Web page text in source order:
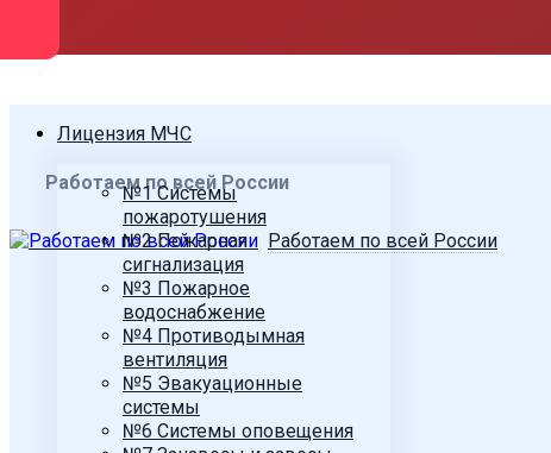
Работаем по всей России
Работаем по всей России
Лицензия МЧС
№1 Системы
пожаротушения
№2 Пожарная
сигнализация
№3 Пожарное
водоснабжение
№4 Противодымная
вентиляция
№5 Эвакуационные
системы
№6 Системы оповещения